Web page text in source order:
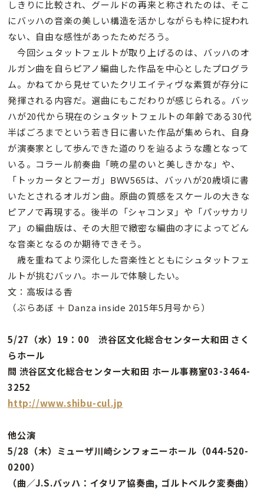
しきりに比較され、グールドの再来と称されたのは、そこ
にバッハの音楽の美しい構造を活かしながらも枠に捉われ
ない、自由な感性があったためだろう。
今回シュタットフェルトが取り上げるのは、バッハのオ
ルガン曲を自らピアノ編曲した作品を中心としたプログラ
ム。かねてから見せていたクリエイティヴな素質が存分に
発揮される内容だ。選曲にもこだわりが感じられる。バッ
ハが20代から現在のシュタットフェルトの年齢である30代
半ばごろまでという若き日に書いた作品が集められ、自身
が演奏家として歩んできた道のりを辿るような趣となって
いる。コラール前奏曲「暁の星のいと美しきかな」や、
「トッカータとフーガ」BWV565は、バッハが20歳頃に書
いたとされるオルガン曲。原曲の質感をスケールの大きな
ピアノで再現する。後半の「シャコンヌ」や「パッサカリ
ア」の編曲版は、その大胆で緻密な編曲の才によってどん
な音楽となるのか期待できそう。
歳を重ねてより深化した音楽性とともにシュタットフェ
ルトが挑むバッハ。ホールで体験したい。
文：高坂はる香
（ぶらあぼ ＋ Danza inside 2015年5月号から）
5/27（水）19：00 渋谷区文化総合センター大和田 さく
らホール
問 渋谷区文化総合センター大和田 ホール事務室03-3464-
3252
http://www.shibu-cul.jp
他公演
5/28（木）ミューザ川崎シンフォニーホール（044-520-
0200）
（曲／J.S.バッハ：イタリア協奏曲, ゴルトベルク変奏曲）